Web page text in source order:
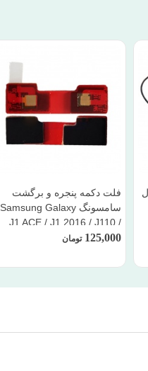
فلت دکمه پنجره و برگشت
سامسونگ Samsung Galaxy
J1 ACE / J1 2016 / J110 /
J120
125,000 تومان